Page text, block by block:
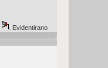
Evidentirano